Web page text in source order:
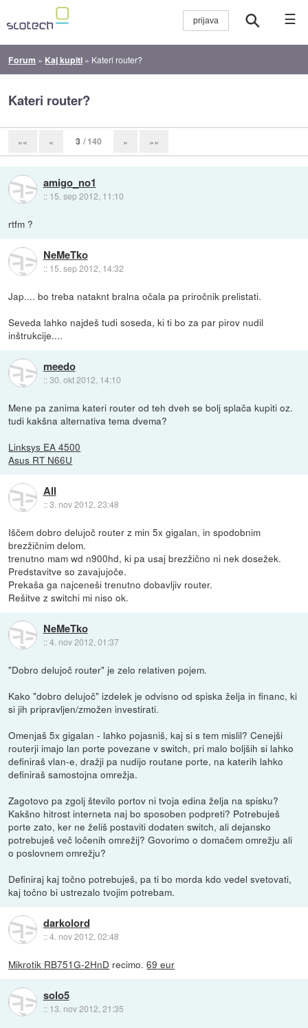
☰
Forum » Kaj kupiti » Kateri router?
Kateri router?
«« « 3 / 140 » »»
amigo_no1
:: 15. sep 2012, 11:10
rtfm ?
NeMeTko
:: 15. sep 2012, 14:32
Jap.... bo treba nataknt bralna očala pa priročnik prelistati.
Seveda lahko najdeš tudi soseda, ki ti bo za par pirov nudil
inštrukcije....
meedo
::30. okt 2012, 14:10
Mene pa zanima kateri router od teh dveh se bolj splača kupiti oz.
tudi kakšna alternativa tema dvema?
Linksys EA 4500
Asus RT N66U
All
::3. nov 2012, 23:48
Iščem dobro delujoč router z min 5x gigalan, in spodobnim
brezžičnim delom.
trenutno mam wd n900hd, ki pa usaj brezžično ni nek dosežek.
Predstavitve so zavajujoče.
Prekaša ga najceneši trenutno dobavljiv router.
Rešitve z switchi mi niso ok.
NeMeTko
::4. nov 2012, 01:37
"Dobro delujoč router" je zelo relativen pojem.
Kako "dobro delujoč" izdelek je odvisno od spiska želja in financ, ki
si jih pripravljen/zmožen investirati.
Omenjaš 5x gigalan - lahko pojasniš, kaj si s tem mislil? Cenejši
routerji imajo lan porte povezane v switch, pri malo boljših si lahko
definiraš vlan-e, dražji pa nudijo routane porte, na katerih lahko
definiraš samostojna omrežja.
Zagotovo pa zgolj število portov ni tvoja edina želja na spisku?
Kakšno hitrost interneta naj bo sposoben podpreti? Potrebuješ
porte zato, ker ne želiš postaviti dodaten switch, ali dejansko
potrebuješ več ločenih omrežij? Govorimo o domačem omrežju ali
o poslovnem omrežju?
Definiraj kaj točno potrebuješ, pa ti bo morda kdo vedel svetovati,
kaj točno bi ustrezalo tvojim potrebam.
darkolord
::4. nov 2012, 02:48
Mikrotik RB751G-2HnD recimo.69 eur
solo5
:: 13. nov 2012, 21:35